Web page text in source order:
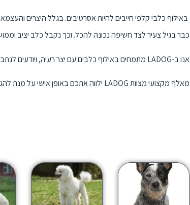
באילוף כלבי קלפי חייבים להיות אסרטיבים. בגלל היצרים
כבר בגיל צעיר לצד חשיפה נכונה להכל. וכך נקבל כלב יציב
אנו ב-LADOG מתמחים באילוף כלבים עם יצר רעיה, ויודעים לנתב את הצרכים שלהם.
מאלף מקצועי מצוות LADOG ילווה אתכם באופן אישי על מנת להגיע לתוצאות הגבוהות ביותר שניתן לקבל מכלב קלפי אוסטרלי.